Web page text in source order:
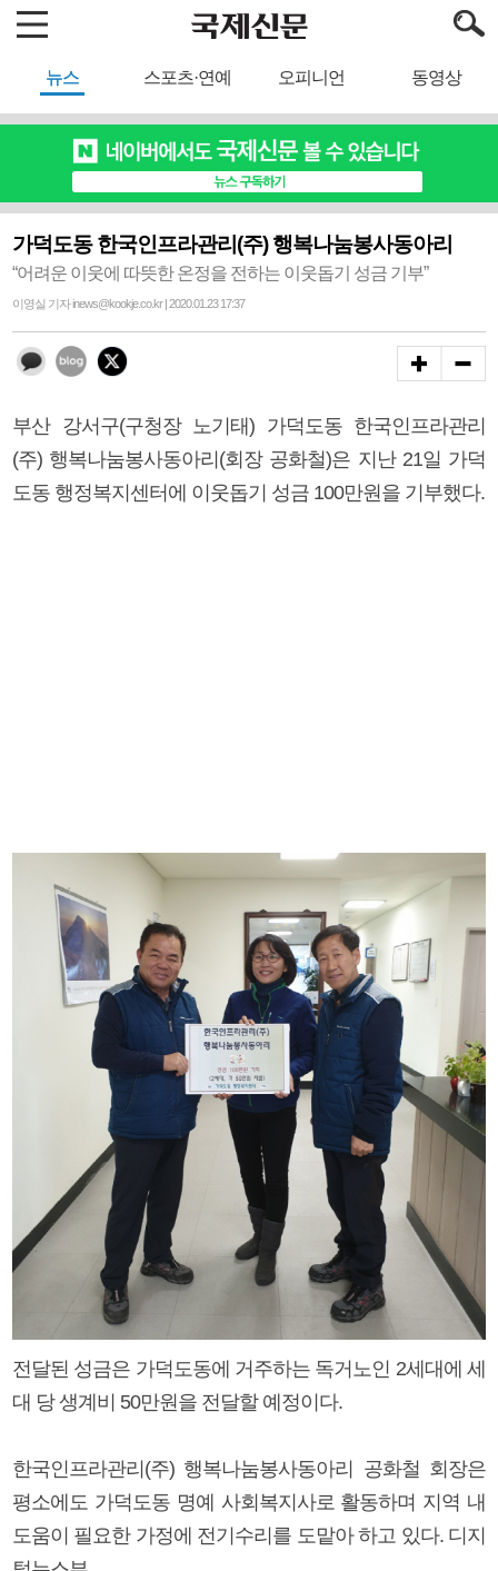
뉴스 스포츠·연예 오피니언 동영상
가덕도동 한국인프라관리(주) 행복나눔봉사동아리
“어려운 이웃에 따뜻한 온정을 전하는 이웃돕기 성금 기부”
이영실 기자 inews@kookje.co.kr | 2020.01.23 17:37
부산 강서구(구청장 노기태) 가덕도동 한국인프라관리
(주) 행복나눔봉사동아리(회장 공화철)은 지난 21일 가덕
도동 행정복지센터에 이웃돕기 성금 100만원을 기부했다.
전달된 성금은 가덕도동에 거주하는 독거노인 2세대에 세
대 당 생계비 50만원을 전달할 예정이다.
한국인프라관리(주) 행복나눔봉사동아리 공화철 회장은
평소에도 가덕도동 명예 사회복지사로 활동하며 지역 내
도움이 필요한 가정에 전기수리를 도맡아 하고 있다. 디지